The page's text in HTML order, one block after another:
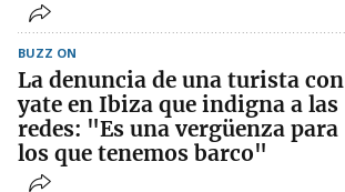
BUZZ ON
La denuncia de una turista con
yate en Ibiza que indigna a las
redes: "Es una vergüenza para
los que tenemos barco"